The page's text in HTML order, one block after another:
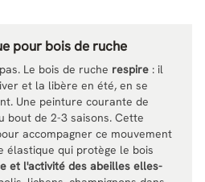
pour bois de ruche
Le bois de ruche respire : il
et la libère en été, en se
Une peinture courante de
bout de 2-3 saisons. Cette
accompagner ce mouvement
élastique qui protège le bois
et l'activité des abeilles elles-